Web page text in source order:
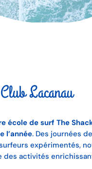
Lacanau
école de surf The
l’année. Des journées
expérimentés,
des activités